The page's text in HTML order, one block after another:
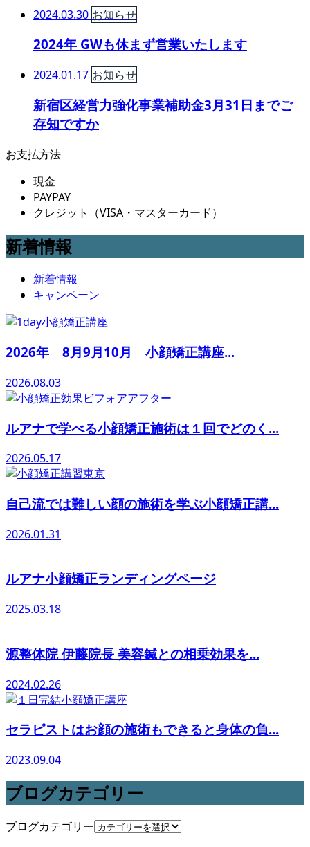
2024.03.30 お知らせ
2024年 GWも休まず営業いたします
2024.01.17 お知らせ
新宿区経営力強化事業補助金3月31日までご
存知ですか
お支払方法
現金
PAYPAY
クレジット（VISA・マスターカード）
新着情報
新着情報
キャンペーン
2026年 8月9月10月 小顔矯正講座...
2026.08.03
ルアナで学べる小顔矯正施術は１回でどのく...
2026.05.17
自己流では難しい顔の施術を学ぶ小顔矯正講...
2026.01.31
ルアナ小顔矯正ランディングページ
2025.03.18
源整体院 伊藤院長 美容鍼との相乗効果を...
2024.02.26
セラピストはお顔の施術もできると身体の負...
2023.09.04
ブログカテゴリー
ブログカテゴリー